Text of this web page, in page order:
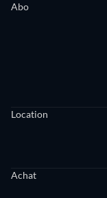
Abo
Location
Achat